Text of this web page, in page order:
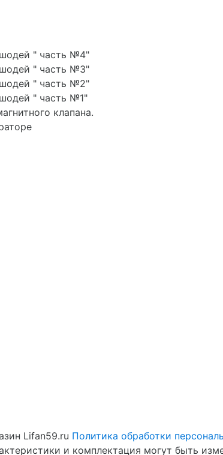
" часть №4"
" часть №3"
" часть №2"
" часть №1"
клапана.
Lifan59.ru Политика обработки
и комплектация могут быть